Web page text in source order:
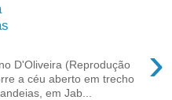
›
(Reprodução
a céu aberto em trecho
em Jab...